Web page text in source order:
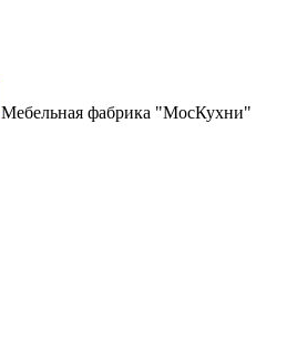
Мебельная фабрика "МосКухни"